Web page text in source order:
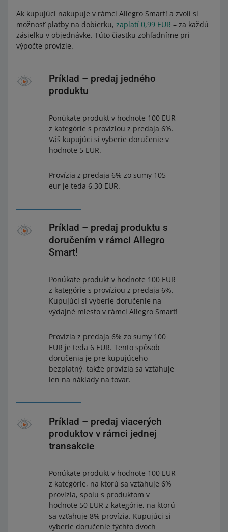
Ak kupujúci nakupuje v rámci Allegro Smart! a zvolí si
možnosť platby na dobierku, zaplatí 0,99 EUR – za každú
zásielku v objednávke. Túto čiastku zohľadníme pri
výpočte provízie.
Príklad – predaj jedného
produktu
Ponúkate produkt v hodnote 100 EUR
z kategórie s províziou z predaja 6%.
Váš kupujúci si vyberie doručenie v
hodnote 5 EUR.
Provízia z predaja 6% zo sumy 105
eur je teda 6,30 EUR.
Príklad – predaj produktu s
doručením v rámci Allegro
Smart!
Ponúkate produkt v hodnote 100 EUR
z kategórie s províziou z predaja 6%.
Kupujúci si vyberie doručenie na
výdajné miesto v rámci Allegro Smart!
Provízia z predaja 6% zo sumy 100
EUR je teda 6 EUR. Tento spôsob
doručenia je pre kupujúceho
bezplatný, takže provízia sa vzťahuje
len na náklady na tovar.
Príklad – predaj viacerých
produktov v rámci jednej
transakcie
Ponúkate produkt v hodnote 100 EUR
z kategórie, na ktorú sa vzťahuje 6%
provízia, spolu s produktom v
hodnote 50 EUR z kategórie, na ktorú
sa vzťahuje 8% provízia. Kupujúci si
vyberie doručenie týchto dvoch